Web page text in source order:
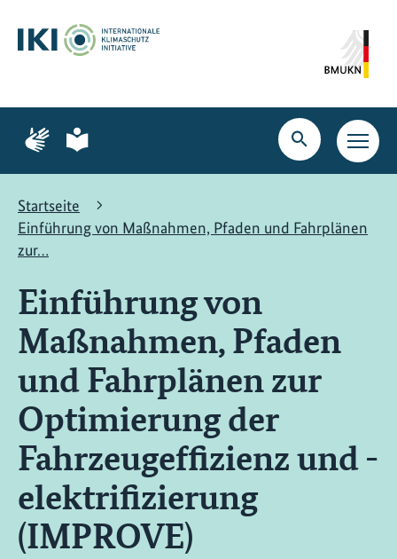
Hauptinhalt
springen
Suche
springen
Hauptnavigation
springen
Zur
Seite
Gebärdensprache
Zur
Seite
leichte
Suche
öffnen
Startseite
Einführung von Maßnahmen, Pfaden und Fahrplänen
zur…
Einführung von
Maßnahmen, Pfaden
und Fahrplänen zur
Optimierung der
Fahrzeugeffizienz und -
elektrifizierung
(IMPROVE)